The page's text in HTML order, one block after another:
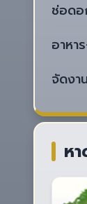
ช่อดอ
อาหา
จัดงา
ห